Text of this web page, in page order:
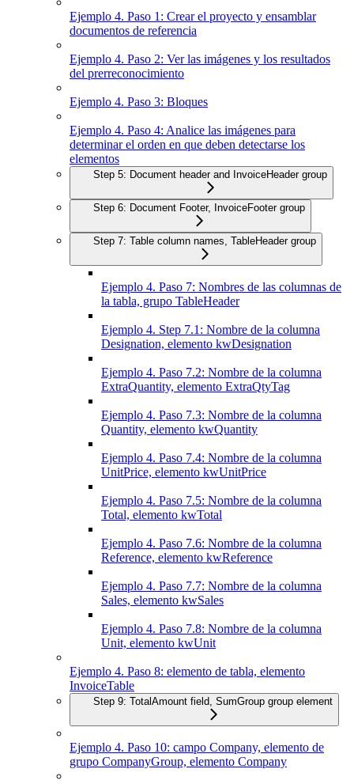
Ejemplo 4. Paso 1: Crear el proyecto y ensamblar
documentos de referencia
Ejemplo 4. Paso 2: Ver las imágenes y los resultados
del prerreconocimiento
Ejemplo 4. Paso 3: Bloques
Ejemplo 4. Paso 4: Analice las imágenes para
determinar el orden en que deben detectarse los
elementos
Step 5: Document header and InvoiceHeader group
Step 6: Document Footer, InvoiceFooter group
Step 7: Table column names, TableHeader group
Ejemplo 4. Paso 7: Nombres de las columnas de
la tabla, grupo TableHeader
Ejemplo 4. Step 7.1: Nombre de la columna
Designation, elemento kwDesignation
Ejemplo 4. Paso 7.2: Nombre de la columna
ExtraQuantity, elemento ExtraQtyTag
Ejemplo 4. Paso 7.3: Nombre de la columna
Quantity, elemento kwQuantity
Ejemplo 4. Paso 7.4: Nombre de la columna
UnitPrice, elemento kwUnitPrice
Ejemplo 4. Paso 7.5: Nombre de la columna
Total, elemento kwTotal
Ejemplo 4. Paso 7.6: Nombre de la columna
Reference, elemento kwReference
Ejemplo 4. Paso 7.7: Nombre de la columna
Sales, elemento kwSales
Ejemplo 4. Paso 7.8: Nombre de la columna
Unit, elemento kwUnit
Ejemplo 4. Paso 8: elemento de tabla, elemento
InvoiceTable
Step 9: TotalAmount field, SumGroup group element
Ejemplo 4. Paso 10: campo Company, elemento de
grupo CompanyGroup, elemento Company